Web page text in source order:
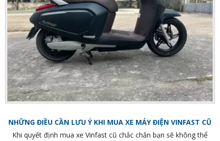
NHỮNG ĐIỀU CẦN LƯU Ý KHI MUA XE MÁY ĐIỆN VINFAST CŨ
Khi quyết định mua xe Vinfast cũ chắc chắn bạn sẽ không thể